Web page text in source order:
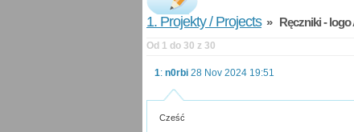
1. Projekty / Projects» Ręczniki - logo
Od 1 do 30 z 30
1: n0rbi 28 Nov 2024 19:51
Cześć